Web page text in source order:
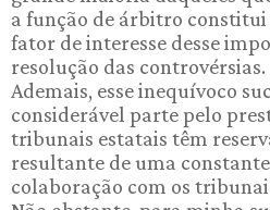
a função de árbitro
fator de interesse desse
resolução das controvérsias.
Ademais, esse inequívoco
considerável parte pelo
tribunais estatais têm
resultante de uma
colaboração com os